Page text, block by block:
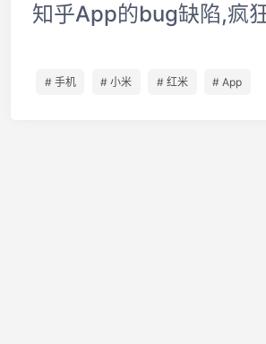
知乎App的bug缺陷,疯
# 手机 # 小米 # 红米 # App